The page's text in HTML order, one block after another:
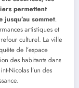
permettent
jusqu’au sommet.
artistiques et
culturel. La ville
de l’espace
des habitants dans
Nicolas l’un des